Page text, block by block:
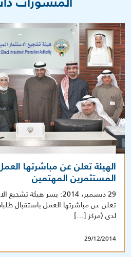
المنشورات
الهيئة تعلن عن مباشرتها
المستثمرين المهتمين
29 ديسمبر، 2014: يسر هيئة
تعلن عن مباشرتها العمل باستقبال
لدى (مركز […]
29/12/2014